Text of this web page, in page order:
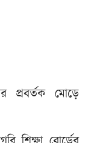
প্রবর্তক মোড়ে